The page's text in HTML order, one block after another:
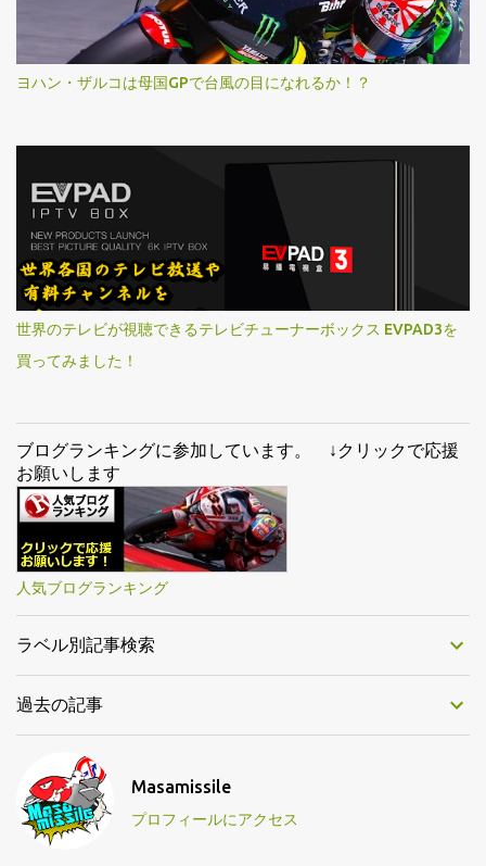
ヨハン・ザルコは母国GPで台風の目になれるか！？
世界のテレビが視聴できるテレビチューナーボックス EVPAD3を
買ってみました！
ブログランキングに参加しています。 ↓クリックで応援
お願いします
人気ブログランキング
ラベル別記事検索
過去の記事
Masamissile
プロフィールにアクセス